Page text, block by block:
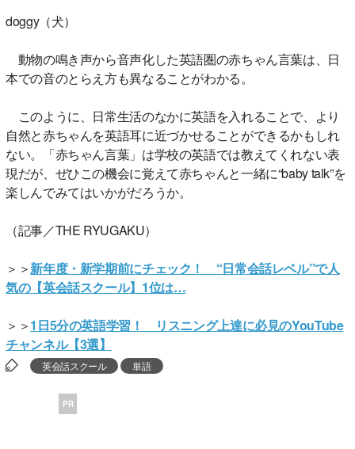
doggy（犬）
動物の鳴き声から音声化した英語圏の赤ちゃん言葉は、日
本での音のとらえ方も異なることがわかる。
このように、日常生活のなかに英語を入れることで、より
自然と赤ちゃんを英語耳に近づかせることができるかもしれ
ない。「赤ちゃん言葉」は学校の英語では教えてくれない表
現だが、ぜひこの機会に覚えて赤ちゃんと一緒に“baby talk”を
楽しんでみてはいかがだろうか。
（記事／THE RYUGAKU）
＞＞新年度・新学期前にチェック！ “日常会話レベル”で人
気の【英会話スクール】1位は…
＞＞1日5分の英語学習！ リスニング上達に必見のYouTube
チャンネル【3選】
英会話スクール 単語
PR